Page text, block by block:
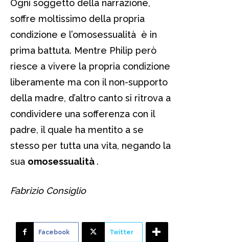
Ogni soggetto della narrazione,
soffre moltissimo della propria
condizione e l’omosessualità è in
prima battuta. Mentre Philip però
riesce a vivere la propria condizione
liberamente ma con il non-supporto
della madre, d’altro canto si ritrova a
condividere una sofferenza con il
padre, il quale ha mentito a se
stesso per tutta una vita, negando la
sua omosessualità .
Fabrizio Consiglio
Facebook Twitter